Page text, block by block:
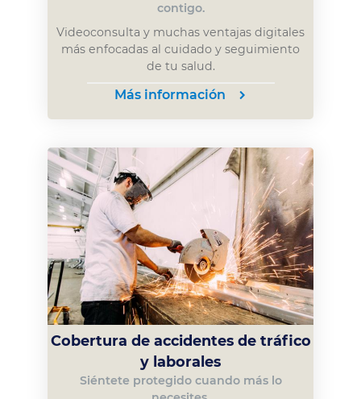
contigo.
Videoconsulta y muchas ventajas digitales
más enfocadas al cuidado y seguimiento
de tu salud.
Más información
Cobertura de accidentes de tráfico
y laborales
Siéntete protegido cuando más lo